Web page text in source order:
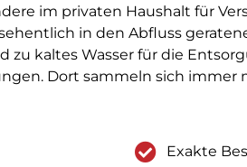
im privaten Haushalt für
in den Abfluss
kaltes Wasser für die
Dort sammeln sich immer
Exakte